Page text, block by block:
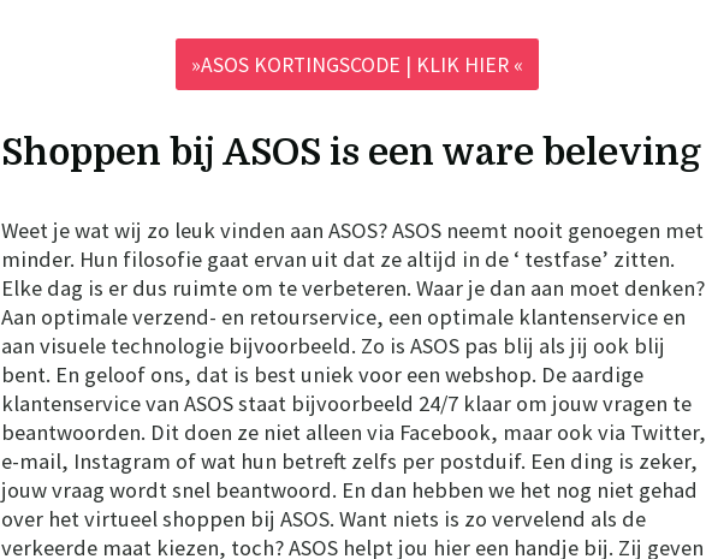
»ASOS KORTINGSCODE | KLIK HIER «
Shoppen bij ASOS is een ware beleving
Weet je wat wij zo leuk vinden aan ASOS? ASOS neemt nooit genoegen met
minder. Hun filosofie gaat ervan uit dat ze altijd in de ‘ testfase’ zitten.
Elke dag is er dus ruimte om te verbeteren. Waar je dan aan moet denken?
Aan optimale verzend- en retourservice, een optimale klantenservice en
aan visuele technologie bijvoorbeeld. Zo is ASOS pas blij als jij ook blij
bent. En geloof ons, dat is best uniek voor een webshop. De aardige
klantenservice van ASOS staat bijvoorbeeld 24/7 klaar om jouw vragen te
beantwoorden. Dit doen ze niet alleen via Facebook, maar ook via Twitter,
e-mail, Instagram of wat hun betreft zelfs per postduif. Een ding is zeker,
jouw vraag wordt snel beantwoord. En dan hebben we het nog niet gehad
over het virtueel shoppen bij ASOS. Want niets is zo vervelend als de
verkeerde maat kiezen, toch? ASOS helpt jou hier een handje bij. Zij geven